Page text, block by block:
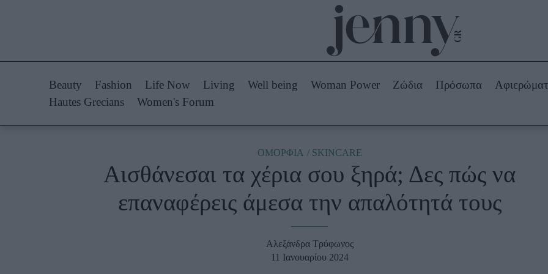
Styling Tips
Fashion News
Beauty -
Ομορφιά
Skincare
Μακιγιάζ
Woman Power Πρόσωπα
Celebrities
Ζώδια
Beauty Fashion Life Now Living Well being Woman Power Ζώδια Πρόσωπα
Hautes Grecians
Women's Forum
ΟΜΟΡΦΙΑ SKINCARE
Αισθάνεσαι τα χέρια σου ξηρά; Δες πώς να
επαναφέρεις άμεσα την απαλότητά τους
Αλεξάνδρα Τρύφωνος
11 Ιανουαρίου 2024